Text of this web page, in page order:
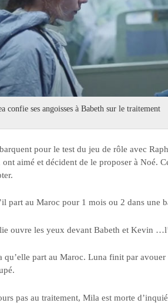
confie ses angoisses à Babeth sur le traitement
pour le test du jeu de rôle avec
aimé et décident de le proposer à Noé.
part au Maroc pour 1 mois ou 2 dans une
ouvre les yeux devant Babeth et Kevin
qu’elle part au Maroc. Luna finit par
pas au traitement, Mila est morte